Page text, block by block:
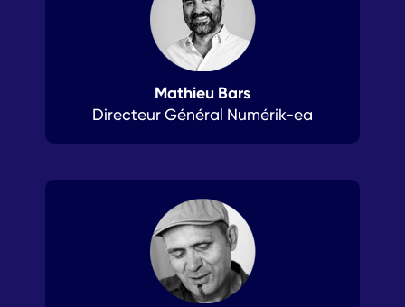
Mathieu Bars
Directeur Général Numérik-ea